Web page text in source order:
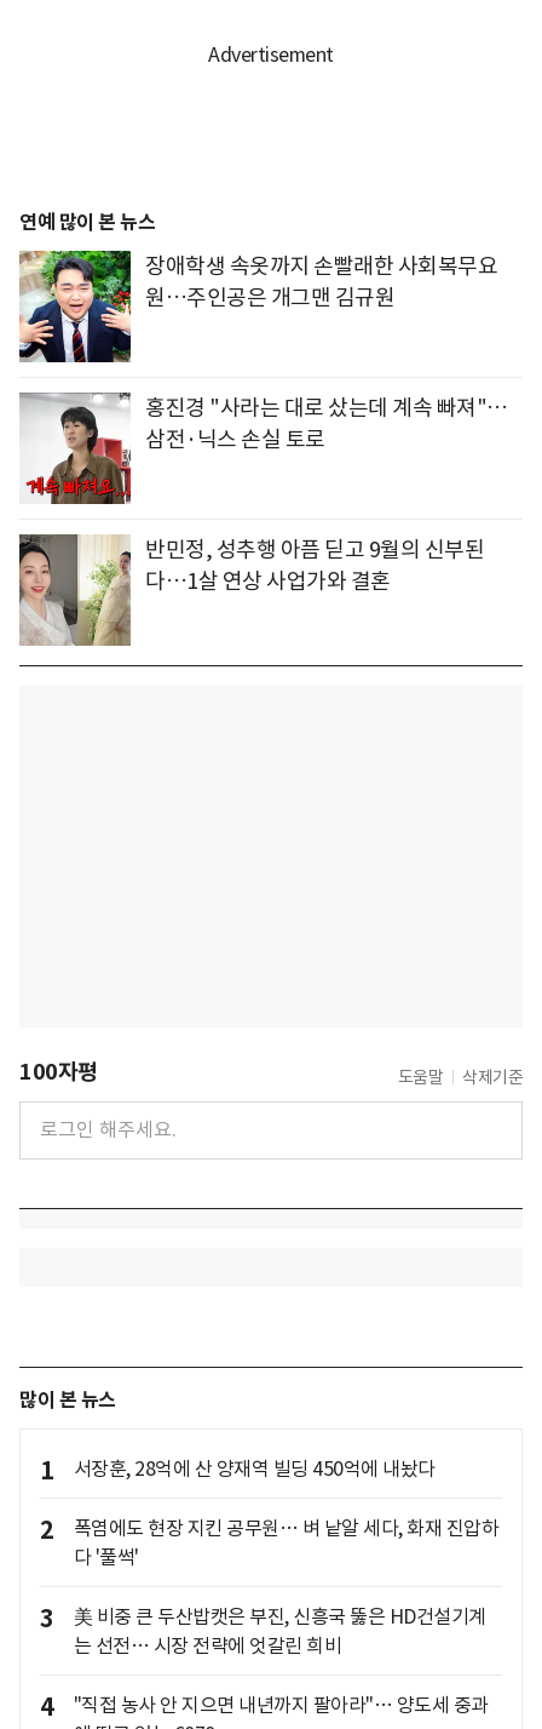
연예 많이 본 뉴스
장애학생 속옷까지 손빨래한 사회복무요
원…주인공은 개그맨 김규원
홍진경 "사라는 대로 샀는데 계속 빠져"…
삼전·닉스 손실 토로
반민정, 성추행 아픔 딛고 9월의 신부된
다…1살 연상 사업가와 결혼
100자평 도움말 삭제기준
많이 본 뉴스
1 서장훈, 28억에 산 양재역 빌딩 450억에 내놨다
2
폭염에도 현장 지킨 공무원… 벼 낱알 세다, 화재 진압하
다 '풀썩'
3
美 비중 큰 두산밥캣은 부진, 신흥국 뚫은 HD건설기계
는 선전… 시장 전략에 엇갈린 희비
4
"직접 농사 안 지으면 내년까지 팔아라"… 양도세 중과